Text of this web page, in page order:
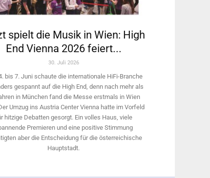
spielt die Musik in Wien: High
End Vienna 2026 feiert...
30. Juli 2026
bis 7. Juni schaute die internationale HiFi-Branche
gespannt auf die High End, denn nach mehr als
in München fand die Messe erstmals in Wien
Umzug ins Austria Center Vienna hatte im Vorfeld
hitzige Debatten gesorgt. Ein volles Haus, viele
Premieren und eine positive Stimmung
aber die Entscheidung für die österreichische
Hauptstadt.